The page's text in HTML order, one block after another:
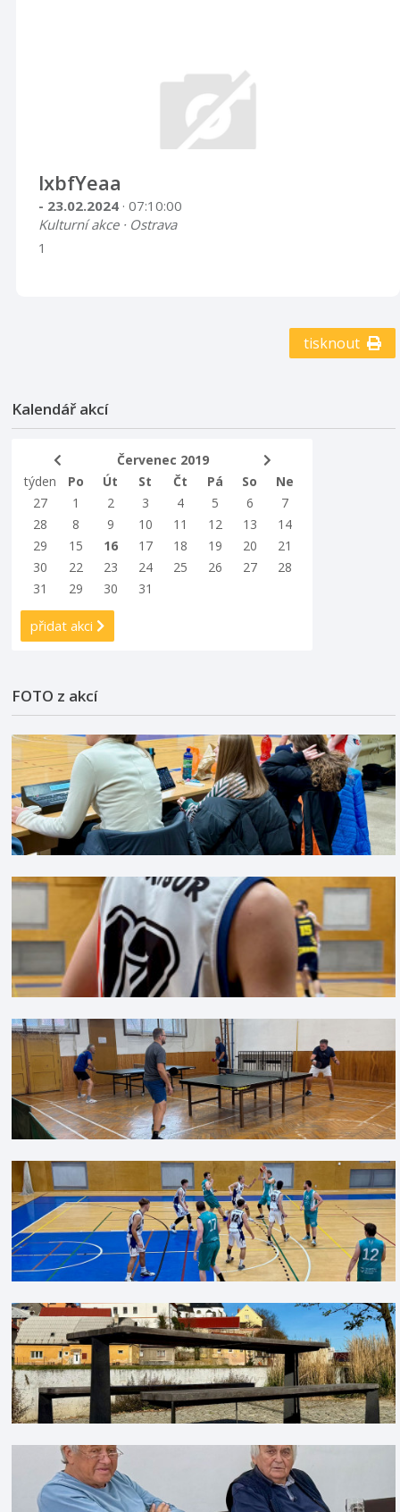
lxbfYeaa
- 23.02.2024 · 07:10:00
Kulturní akce · Ostrava
1
tisknout
Kalendář akcí
Červenec 2019
týden
Po Út St Čt Pá So
Ne
27
1 2 3 4 5 6
7
28
8 9 10 11 12 13
14
29
15 16 17 18 19 20
21
30
22 23 24 25 26 27
28
31
29 30 31
přidat akci
FOTO z akcí